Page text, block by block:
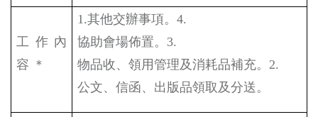
工作內
容 ＊
1.其他交辦事項。4.
協助會場佈置。 3.
物品收、領用管理及消耗品補充。2.
公文、信函、出版品領取及分送。